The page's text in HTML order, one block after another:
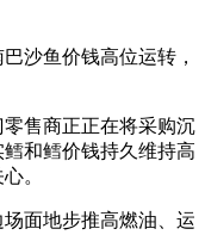
沙鱼价钱高位运转，
售商正正在将采购沉
和鳕价钱持久维持高
。
面地步推高燃油、运